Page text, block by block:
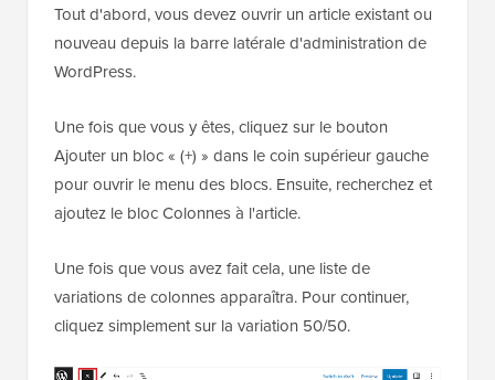
Tout d'abord, vous devez ouvrir un article existant ou
nouveau depuis la barre latérale d'administration de
WordPress.
Une fois que vous y êtes, cliquez sur le bouton
Ajouter un bloc « (+) » dans le coin supérieur gauche
pour ouvrir le menu des blocs. Ensuite, recherchez et
ajoutez le bloc Colonnes à l'article.
Une fois que vous avez fait cela, une liste de
variations de colonnes apparaîtra. Pour continuer,
cliquez simplement sur la variation 50/50.